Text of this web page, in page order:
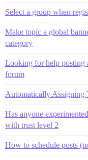
Select a group when
Make topic a global
category
Looking for help posting
forum
Automatically Assigning
Has anyone
with trust level 2
How to schedule posts